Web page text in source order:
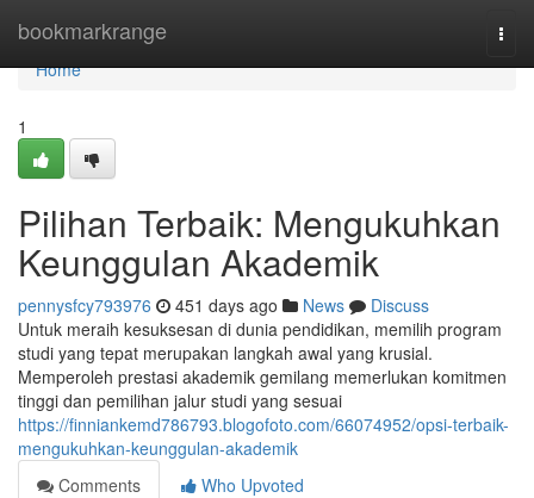
bookmarkrange
Home
Home
1
Pilihan Terbaik: Mengukuhkan
Keunggulan Akademik
pennysfcy793976 451 days ago News
Discuss
Untuk meraih kesuksesan di dunia pendidikan, memilih program
studi yang tepat merupakan langkah awal yang krusial.
Memperoleh prestasi akademik gemilang memerlukan komitmen
tinggi dan pemilihan jalur studi yang sesuai
https://finniankemd786793.blogofoto.com/66074952/opsi-terbaik-
mengukuhkan-keunggulan-akademik
Comments
Who Upvoted